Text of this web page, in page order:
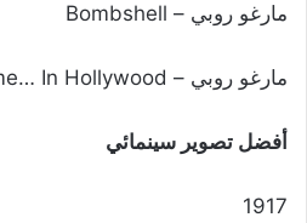
مارغو روبي – Bombshell
مارغو روبي – Once Upon A Time… In Hollywood
أفضل تصوير سينمائي
1917